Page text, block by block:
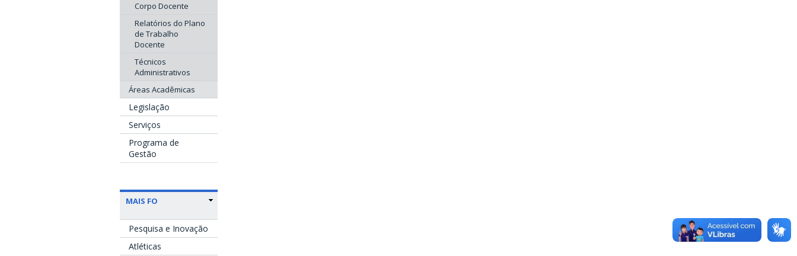
Corpo Docente
Relatórios do Plano
de Trabalho
Docente
Técnicos
Administrativos
Áreas Acadêmicas
Legislação
Serviços
Programa de
Gestão
MAIS FO
Pesquisa e Inovação
Atléticas